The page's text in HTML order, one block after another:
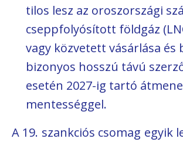
tilos lesz az oroszországi
cseppfolyósított földgáz
vagy közvetett vásárlása és
bizonyos hosszú távú
esetén 2027-ig tartó
mentességgel.
A 19. szankciós csomag egyik